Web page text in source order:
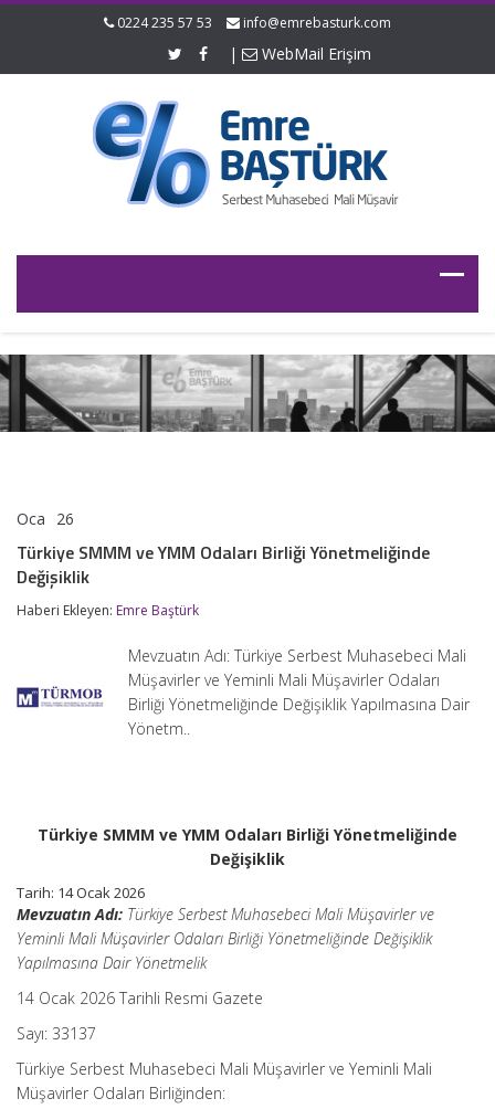
0224 235 57 53 info@emrebasturk.com
| WebMail Erişim
Oca 26
ve
Birliği
Değişiklik
Türkiye SMMM ve YMM Odaları Birliği Yönetmeliğinde
Değişiklik
Haberi Ekleyen: Emre Baştürk
Mevzuatın Adı: Türkiye Serbest Muhasebeci Mali
Müşavirler ve Yeminli Mali Müşavirler Odaları
Birliği Yönetmeliğinde Değişiklik Yapılmasına Dair
Yönetm..
Türkiye SMMM ve YMM Odaları Birliği Yönetmeliğinde
Değişiklik
Tarih: 14 Ocak 2026
Mevzuatın Adı: Türkiye Serbest Muhasebeci Mali Müşavirler ve
Yeminli Mali Müşavirler Odaları Birliği Yönetmeliğinde Değişiklik
Yapılmasına Dair Yönetmelik
14 Ocak 2026 Tarihli Resmi Gazete
Sayı: 33137
Türkiye Serbest Muhasebeci Mali Müşavirler ve Yeminli Mali
Müşavirler Odaları Birliğinden: